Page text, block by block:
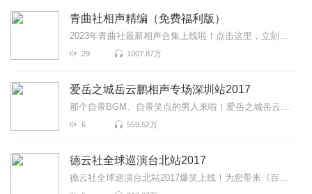
青曲社相声精编（免费福利版）
2023年青曲社最新相声合集上线啦！点击这里，立刻免费听>>>包袱不停，笑点密集，“既文艺又可爱”的青曲...
29 1007.87万
爱岳之城岳云鹏相声专场深圳站2017
那个自带BGM、自带笑点的男人来啦！爱岳之城岳云鹏相声专场深圳站2017爆笑来袭！更有《学歌曲》《学评书...
6 559.52万
德云社全球巡演台北站2017
德云社全球巡演台北站2017爆笑上线！为您带来《百兽图》《富贵有余》《学哑语》等高能相声！各种爆笑包...